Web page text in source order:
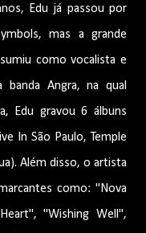
Edu já passou por
mas a grande
como vocalista e
Angra, na qual
Edu gravou 6 álbuns
In São Paulo, Temple
Além disso, o artista
como: "Nova
"Wishing Well",